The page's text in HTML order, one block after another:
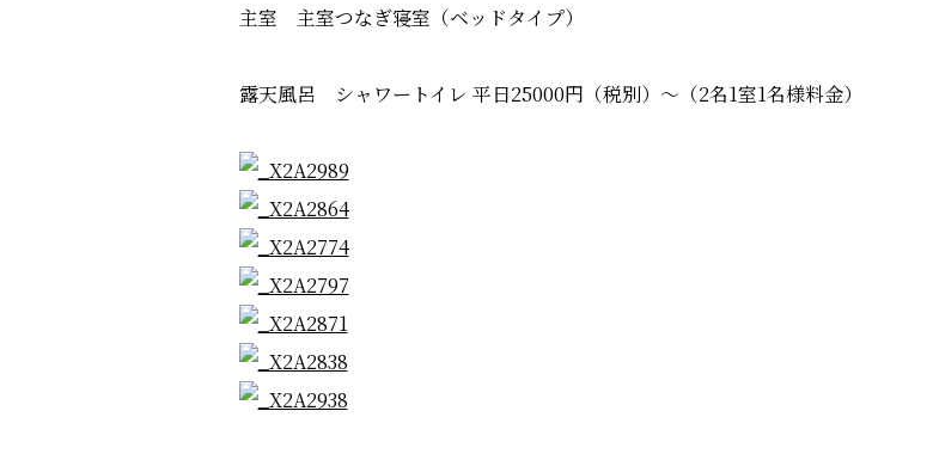
主室 主室つなぎ寝室（ベッドタイプ）
露天風呂 シャワートイレ 平日25000円（税別）〜（2名1室1名様料金）